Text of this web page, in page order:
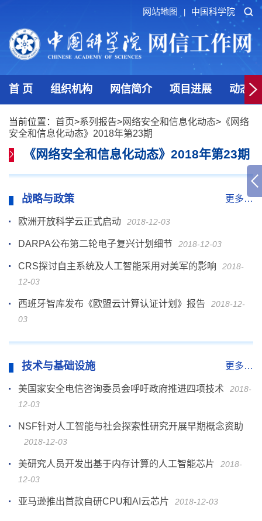
网站地图 中国科学院
首 页 组织机构 网信简介 项目进展 动态
当前位置： 首页>系列报告>网络安全和信息化动态> 《网络
安全和信息化动态》2018年第23期
《网络安全和信息化动态》2018年第23期
战略与政策 更多…
欧洲开放科学云正式启动 2018-12-03
DARPA公布第二轮电子复兴计划细节 2018-12-03
CRS探讨自主系统及人工智能采用对美军的影响
2018-
12-03
西班牙智库发布《欧盟云计算认证计划》报告
2018-12-
03
技术与基础设施 更多…
美国家安全电信咨询委员会呼吁政府推进四项技术
2018-
12-03
NSF针对人工智能与社会探索性研究开展早期概念资助
2018-12-03
美研究人员开发出基于内存计算的人工智能芯片
2018-
12-03
亚马逊推出首款自研CPU和AI云芯片 2018-12-03